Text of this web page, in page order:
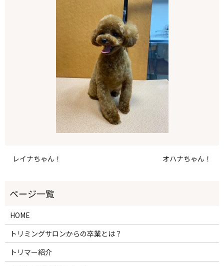
レイナちゃん！ オハナちゃん！
HOME
トリミングサロンからの卒業とは？
トリマー紹介